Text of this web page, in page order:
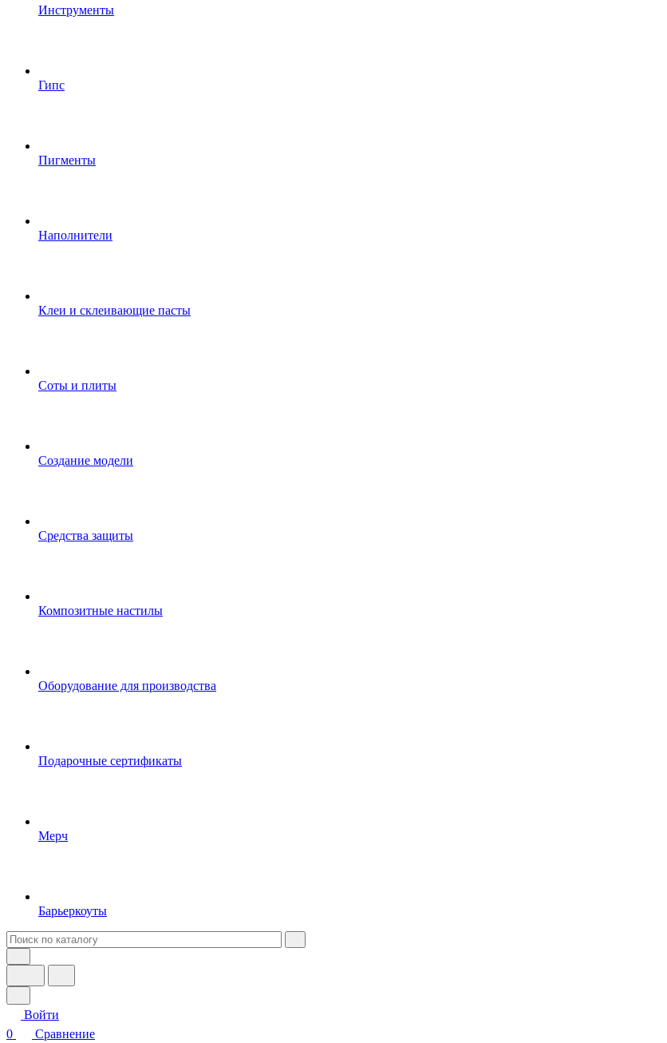
Инструменты
Гипс
Пигменты
Наполнители
Клеи и склеивающие пасты
Соты и плиты
Создание модели
Средства защиты
Композитные настилы
Оборудование для производства
Подарочные сертификаты
Мерч
Барьеркоуты
Войти
0
Сравнение